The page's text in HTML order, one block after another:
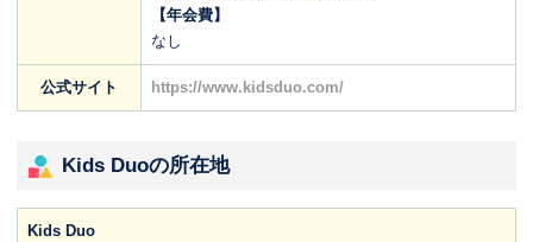
【年会費】
なし
公式サイト https://www.kidsduo.com/
Kids Duoの所在地
Kids Duo